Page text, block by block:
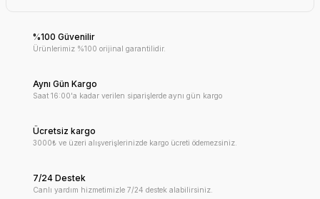
%100 Güvenilir
Ürünlerimiz %100 orijinal garantilidir.
Aynı Gün Kargo
Saat 16:00'a kadar verilen siparişlerde aynı gün kargo
Ücretsiz kargo
3000₺ ve üzeri alışverişlerinizde kargo ücreti ödemezsiniz.
7/24 Destek
Canlı yardım hizmetimizle 7/24 destek alabilirsiniz.